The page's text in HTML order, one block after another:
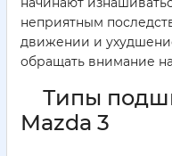
неприятным
движении и
обращать внимание
Типы
Mazda 3